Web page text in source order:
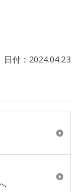
日付： 2024.04.23